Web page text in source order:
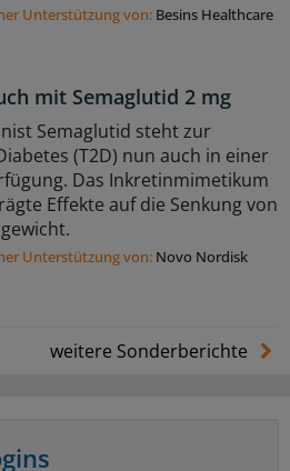
Unterstützung von: Besins Healthcare
mit Semaglutid 2 mg
Semaglutid steht zur
(T2D) nun auch in einer
Das Inkretinmimetikum
Effekte auf die Senkung von
Unterstützung von: Novo Nordisk
weitere Sonderberichte